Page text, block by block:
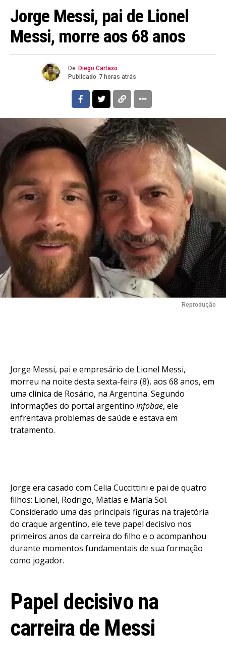
Jorge Messi, pai de Lionel
Messi, morre aos 68 anos
De Diego Cartaxo
Publicado 7 horas atrás
Reprodução
Jorge Messi, pai e empresário de Lionel Messi,
morreu na noite desta sexta-feira (8), aos 68 anos, em
uma clínica de Rosário, na Argentina. Segundo
informações do portal argentino Infobae, ele
enfrentava problemas de saúde e estava em
tratamento.
Jorge era casado com Celia Cuccittini e pai de quatro
filhos: Lionel, Rodrigo, Matías e María Sol.
Considerado uma das principais figuras na trajetória
do craque argentino, ele teve papel decisivo nos
primeiros anos da carreira do filho e o acompanhou
durante momentos fundamentais de sua formação
como jogador.
Papel decisivo na
carreira de Messi